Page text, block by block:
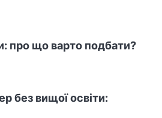
про що варто подбати?
без вищої освіти: